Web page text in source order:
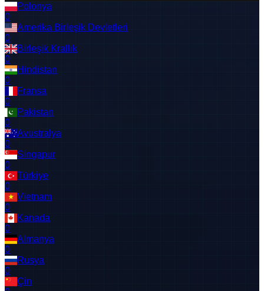
Polonya
0
Amerika Birleşik Devletleri
0
Birleşik Krallık
0
Hindistan
0
Fransa
0
Pakistan
0
Avustralya
0
Singapur
0
Türkiye
0
Vietnam
0
Kanada
0
Almanya
0
Rusya
0
Çin